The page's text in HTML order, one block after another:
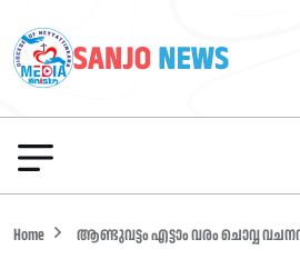
Home ആണ്ടുവട്ടം എട്ടാം വരം ചൊവ്വ